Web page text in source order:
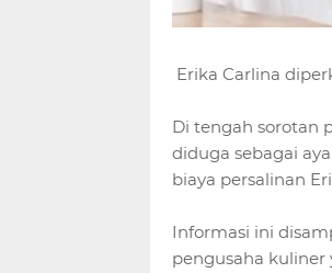
Erika Carlina
Di tengah sorotan
diduga sebagai
biaya persalinan
Informasi ini
pengusaha